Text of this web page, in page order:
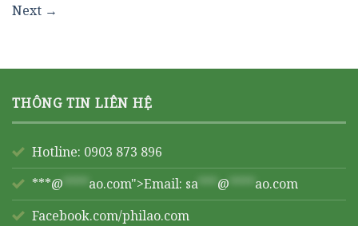
Next →
THÔNG TIN LIÊN HỆ
Hotline: 0903 873 896
***@ **** ao.com">Email: sa *** @ **** ao.com
Facebook.com/philao.com